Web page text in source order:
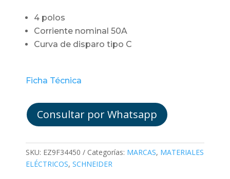
4 polos
Corriente nominal 50A
Curva de disparo tipo C
Ficha Técnica
Consultar por Whatsapp
SKU: EZ9F34450 Categorías: MARCAS, MATERIALES
ELÉCTRICOS, SCHNEIDER